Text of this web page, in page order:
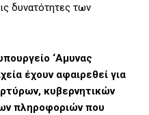
δυνατότητες των
‘Αμυνας
έχουν αφαιρεθεί για
κυβερνητικών
πληροφοριών που